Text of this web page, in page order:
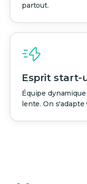
partout.
Esprit start-
Équipe
lente. On s'adapte